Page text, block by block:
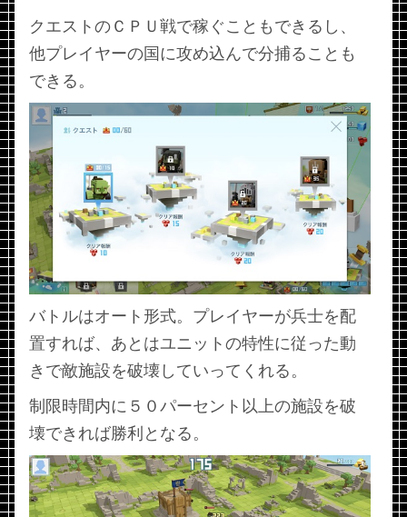
クエストのＣＰＵ戦で稼ぐこともできるし、
他プレイヤーの国に攻め込んで分捕ることも
できる。
バトルはオート形式。プレイヤーが兵士を配
置すれば、あとはユニットの特性に従った動
きで敵施設を破壊していってくれる。
制限時間内に５０パーセント以上の施設を破
壊できれば勝利となる。